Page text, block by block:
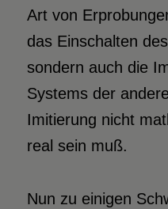
Art von
das Einschalten
sondern auch die
Systems der
Imitierung nicht
real sein muß.
Nun zu einigen